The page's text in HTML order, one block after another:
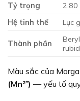
Tỷ trọng
2.80
Hệ tinh thể
Lục
Thành phần
Màu sắc của
(Mn²⁺) — yếu tố